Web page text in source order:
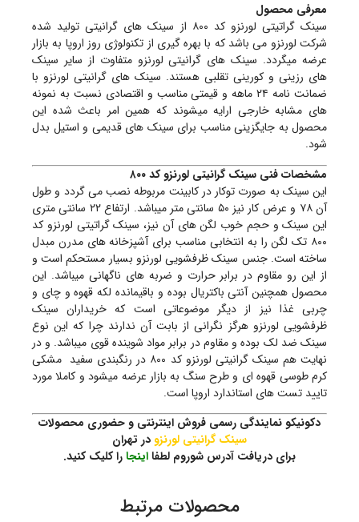
معرفی محصول
سینک گراتیتی لورنزو کد ۸۰۰ از سینک های گرانیتی تولید شده
شرکت لورنزو می باشد که با بهره گیری از تکنولوژی روز اروپا به بازار
عرضه میگردد. سینک های گرانیتی لورنزو متفاوت از سایر سینک
های رزینی و کورینی تقلبی هستند. سینک های گرانیتی لورنزو با
ضمانت نامه ۲۴ ماهه و قیمتی مناسب و اقتصادی نسبت به نمونه
های مشابه خارجی ارایه میشوند که همین امر باعث شده این
محصول به جایگزینی مناسب برای سینک های قدیمی و استیل بدل
شود.
مشخصات فنی سینک گرانیتی لورنزو کد ۸۰۰
این سینک به صورت توکار در کابینت مربوطه نصب می گردد و طول
آن ۷۸ و عرض کار نیز ۵۰ سانتی متر میباشد. ارتفاع ۲۲ سانتی متری
این سینک و حجم خوب لگن های آن نیز، سینک گراتیتی لورنزو کد
۸۰۰ تک لگن را به انتخابی مناسب برای آشپزخانه های مدرن مبدل
ساخته است. جنس سینک ظرفشویی لورنزو بسیار مستحکم است و
از این رو مقاوم در برابر حرارت و ضربه های ناگهانی میباشد. این
محصول همچنین آنتی باکتریال بوده و باقیمانده لکه قهوه و چای و
چربی غذا نیز از دیگر موضوعاتی است که خریداران سینک
ظرفشویی لورنزو هرگز نگرانی از بابت آن ندارند چرا که این نوع
سینک ضد لک بوده و مقاوم در برابر مواد شوینده قوی میباشد. و در
نهایت هم سینک گرانیتی لورنزو کد ۸۰۰ در رنگبندی سفید مشکی
کرم طوسی قهوه ای و طرح سنگ به بازار عرضه میشود و کاملا مورد
تایید تست های استاندارد اروپا است.
دکونیکو نمایندگی رسمی فروش اینترنتی و حضوری محصولات
سینک گرانیتی لورنزو در تهران
برای دریافت آدرس شوروم لطفا اینجارا کلیک کنید.
محصولات مرتبط